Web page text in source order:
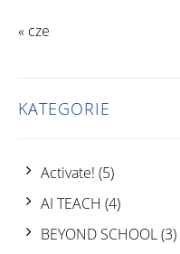
« cze
KATEGORIE
Activate! (5)
AI TEACH (4)
BEYOND SCHOOL(3)